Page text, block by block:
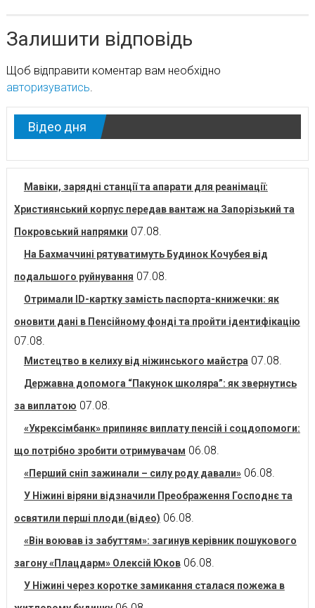
Залишити відповідь
Щоб відправити коментар вам необхідно
авторизуватись.
Відео дня
Мавіки, зарядні станції та апарати для реанімації:
Християнський корпус передав вантаж на Запорізький та
Покровський напрямки 07.08.
На Бахмаччині рятуватимуть Будинок Кочубея від
подальшого руйнування 07.08.
Отримали ID-картку замість паспорта-книжечки: як
оновити дані в Пенсійному фонді та пройти ідентифікацію
07.08.
Мистецтво в келиху від ніжинського майстра 07.08.
Державна допомога “Пакунок школяра”: як звернутись
за виплатою 07.08.
«Укрексімбанк» припиняє виплату пенсій і соцдопомоги:
що потрібно зробити отримувачам 06.08.
«Перший сніп зажинали – силу роду давали» 06.08.
У Ніжині віряни відзначили Преображення Господнє та
освятили перші плоди (відео) 06.08.
«Він воював із забуттям»: загинув керівник пошукового
загону «Плацдарм» Олексій Юков 06.08.
У Ніжині через коротке замикання сталася пожежа в